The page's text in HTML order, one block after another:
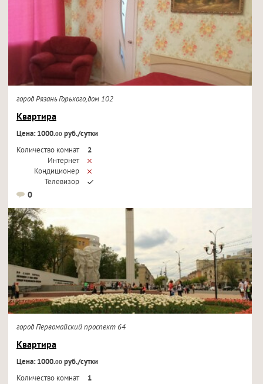
город Рязань Горького,дом 102
Квартира
Цена: 1000.00руб./сутки
Количество комнат
2
Интернет
Кондиционер
Телевизор
0
город Первомайский проспект 64
Квартира
Цена: 1000.00руб./сутки
Количество комнат
1